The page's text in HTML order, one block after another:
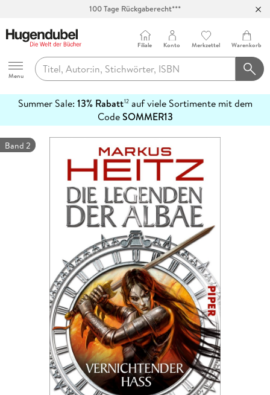
Hugendubel
Menu
Filiale Konto Merkzettel Warenkorb
Summer Sale: 13% Rabatt12auf viele Sortimente mit dem
CodeSOMMER13
erfahren
Band 2